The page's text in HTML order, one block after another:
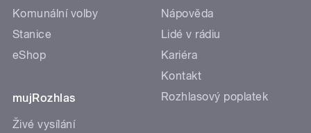
Komunální volby
Stanice
eShop
mujRozhlas
Živé vysílání
Nápověda
Lidé v rádiu
Kariéra
Kontakt
Rozhlasový poplatek